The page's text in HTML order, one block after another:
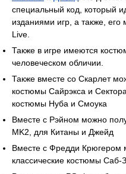
специальный код, который
изданиями игр, а также,
Live.
Также в игре имеются
человеческом обличии.
Также вместе со Скарлет
костюмы Сайрэкса и
костюмы Нуба и Смоука
Вместе с Рэйном можно
MK2, для Китаны и Джейд
Вместе с Фредди Крюгером
классические костюмы